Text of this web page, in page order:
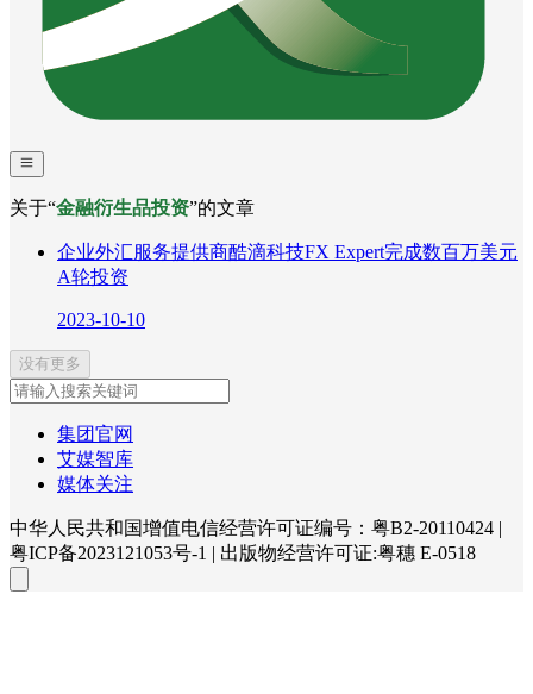
关于“金融衍生品投资”的文章
企业外汇服务提供商酷滴科技FX Expert完成数百万美元
A轮投资
2023-10-10
没有更多
集团官网
艾媒智库
媒体关注
中华人民共和国增值电信经营许可证编号：粤B2-20110424 |
粤ICP备2023121053号-1 | 出版物经营许可证:粤穗 E-0518